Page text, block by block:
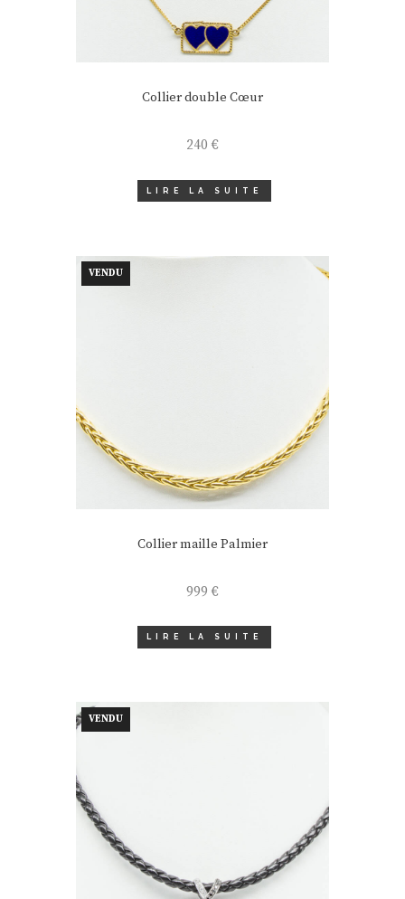
Collier double Cœur
240 €
LIRE LA SUITE
VENDU
Collier maille Palmier
999 €
LIRE LA SUITE
VENDU